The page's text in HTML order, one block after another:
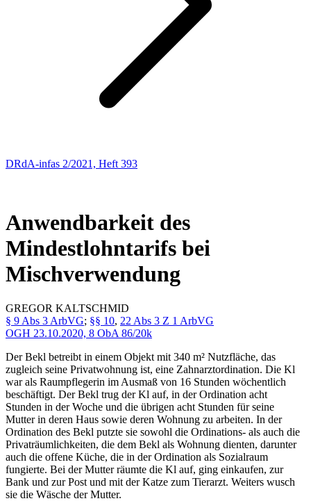
DRdA-infas 2/2021, Heft 393
Anwendbarkeit des
Mindestlohntarifs bei
Mischverwendung
GREGOR KALTSCHMID
§ 9 Abs 3 ArbVG; §§ 10, 22 Abs 3 Z 1 ArbVG
OGH 23.10.2020, 8 ObA 86/20k
Der Bekl betreibt in einem Objekt mit 340 m² Nutzfläche, das
zugleich seine Privatwohnung ist, eine Zahnarztordination. Die Kl
war als Raumpflegerin im Ausmaß von 16 Stunden wöchentlich
beschäftigt. Der Bekl trug der Kl auf, in der Ordination acht
Stunden in der Woche und die übrigen acht Stunden für seine
Mutter in deren Haus sowie deren Wohnung zu arbeiten. In der
Ordination des Bekl putzte sie sowohl die Ordinations- als auch die
Privaträumlichkeiten, die dem Bekl als Wohnung dienten, darunter
auch die offene Küche, die in der Ordination als Sozialraum
fungierte. Bei der Mutter räumte die Kl auf, ging einkaufen, zur
Bank und zur Post und mit der Katze zum Tierarzt. Weiters wusch
sie die Wäsche der Mutter.